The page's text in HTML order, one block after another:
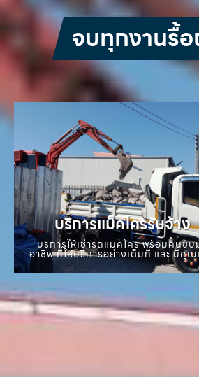
จบทุกงานรื้
บริการแม็คโครรับจ้าง
บริการให้เช่ารถแมคโคร พร้อมคนขั
อาชีพ ที่ให้บริการอย่างเต็มที่ และ มีคุ